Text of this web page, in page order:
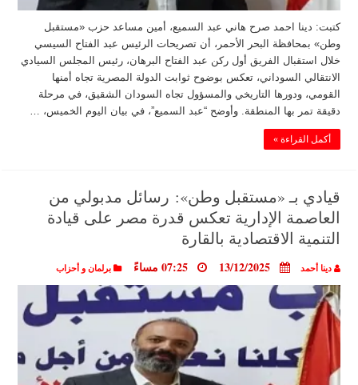
كتبت: دينا احمد صرح هاني عبد السميع، أمين مساعد حزب «مستقبل
وطن» بمحافظة البحر الأحمر، أن تصريحات الرئيس عبد الفتاح السيسي
خلال استقبال الفريق أول ركن عبد الفتاح البرهان، رئيس المجلس السيادي
الانتقالي السوداني، تعكس بوضوح ثوابت الدولة المصرية تجاه أمنها
القومي، ودورها التاريخي والمسؤول تجاه السودان الشقيق، في مرحلة
دقيقة تمر بها المنطقة. وأوضح “عبد السميع”، في بيان اليوم الخميس، …
أكمل القراءة »
قيادي بـ «مستقبل وطن»: رسائل مدبولي من
العاصمة الإدارية تعكس قدرة مصر على قيادة
التنمية الاقتصادية بالقارة
دينا أحمد 13/12/2025 07:25 مساءً برلمان و أحزاب